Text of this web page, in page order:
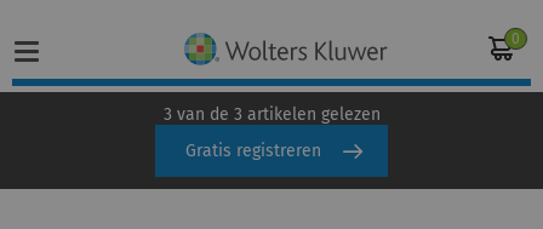
0
Home
3 van de 3 artikelen gelezen
Gratis registreren